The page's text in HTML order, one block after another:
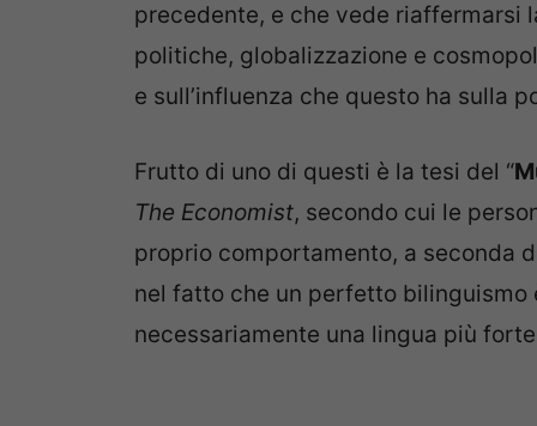
precedente, e che vede riaffermarsi
politiche, globalizzazione e
e sull’influenza che questo ha sulla
Frutto di uno di questi è la tesi del “
The Economist, secondo cui le
proprio comportamento, a seconda
nel fatto che un perfetto bilinguismo
necessariamente una lingua più